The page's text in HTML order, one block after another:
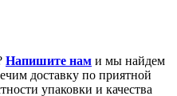
Напишите нам и мы найдем
доставку по приятной
упаковки и качества